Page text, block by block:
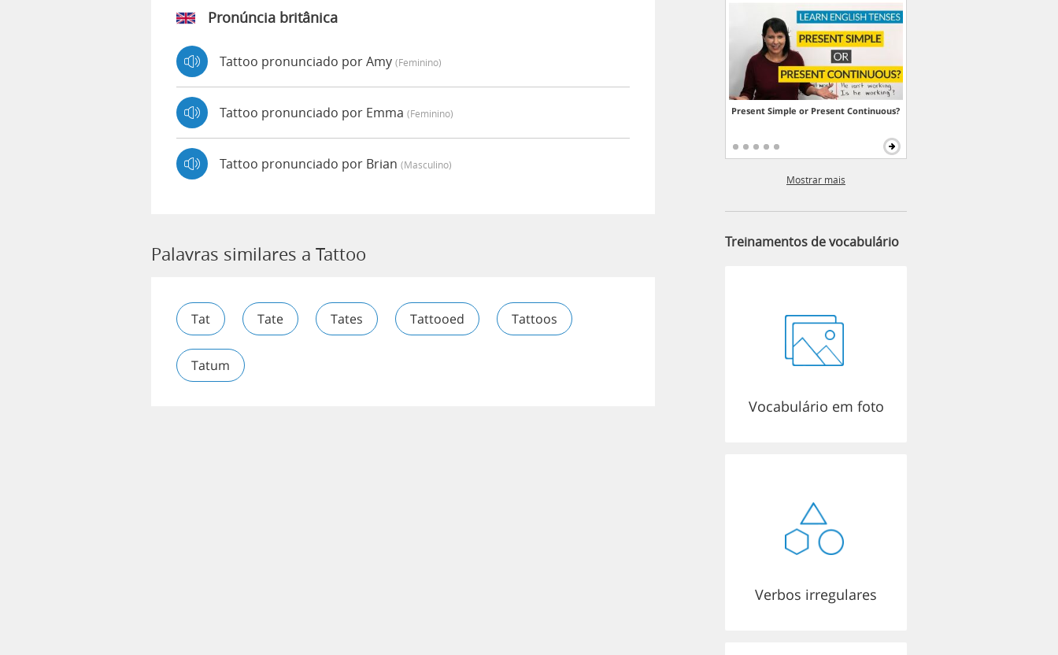
Pronúncia britânica
Tattoo pronunciado por Amy (feminino)
Tattoo pronunciado por Emma (feminino)
Tattoo pronunciado por Brian (masculino)
Palavras similares a Tattoo
Tat Tate Tates Tattooed Tattoos
Tatum
Present Simple or Present Continuous?
Mostrar mais
Treinamentos de vocabulário
Vocabulário em foto
Verbos irregulares